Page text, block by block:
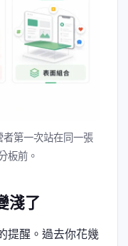
第一次站在同一張
板前。
淺了
提醒。過去你花幾